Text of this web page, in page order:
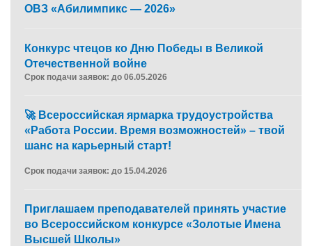
ОВЗ «Абилимпикс — 2026»
Конкурс чтецов ко Дню Победы в Великой
Отечественной войне
Срок подачи заявок: до 06.05.2026
🚀 Всероссийская ярмарка трудоустройства
«Работа России. Время возможностей» – твой
шанс на карьерный старт!
Срок подачи заявок: до 15.04.2026
Приглашаем преподавателей принять участие
во Всероссийском конкурсе «Золотые Имена
Высшей Школы»